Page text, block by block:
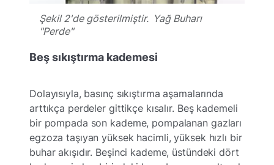
Şekil 2'de gösterilmiştir. Yağ Buharı
"Perde"
Beş sıkıştırma kademesi
Dolayısıyla, basınç sıkıştırma aşamalarında
arttıkça perdeler gittikçe kısalır. Beş kademeli
bir pompada son kademe, pompalanan gazları
egzoza taşıyan yüksek hacimli, yüksek hızlı bir
buhar akışıdır. Beşinci kademe, üstündeki dört